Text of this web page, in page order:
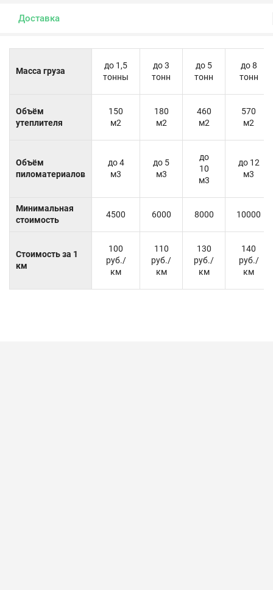
Доставка
Масса груза
до 1,5
тонны
до 3
тонн
до 5
тонн
до 8
тонн
Объём
утеплителя
150
м2
180
м2
460
м2
570
м2
Объём
пиломатериалов
до 4
м3
до 5
м3
до
10
м3
до 12
м3
Минимальная
стоимость
4500 6000 8000 10000
Стоимость за 1
км
100
руб./
км
110
руб./
км
130
руб./
км
140
руб./
км